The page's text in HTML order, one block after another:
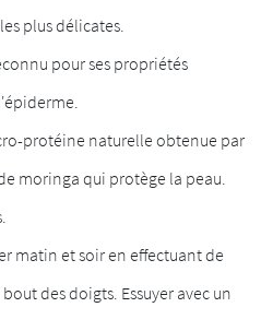
plus délicates.
pour ses propriétés
protéine naturelle obtenue par
moringa qui protège la peau.
matin et soir en effectuant de
des doigts. Essuyer avec un